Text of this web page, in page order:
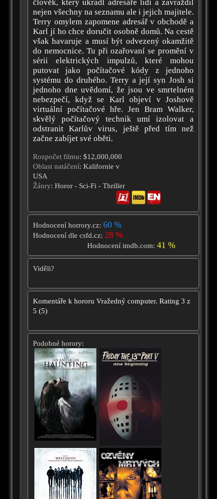
člověk, který ukradl adresáře lidí a zavraždil
nejen všechny na seznamu ale i jejich majitele.
Terry omylem zapomene adresář v obchodě a
Karl jí ho chce doručit osobně domů. Na cestě
však havaruje a musí být odvezený okamžitě
do nemocnice. Tu při ozařovaní se promění v
sérii elektrických impulzů, které mohou
putovat jako počítačové kódy z jednoho
systému do druhého. Terry a její syn Josh si
jednoho dne uvědomí, že jsou ve smrtelném
nebezpečí, když se Karl objeví v Joshově
virtuální počítačové hře. Jen Bram Walker,
skvělý počítačový technik umí izolovat a
odstranit Karlův virus, ještě před tím než
začne zabíjet své oběti.
Rozpočet filmu: $12,000,000
Oblast natáčení: Kalifornie v
USA
Žánry: Horor - Sci-Fi - Thriller
Hodnocení horrory.cz: 60 %
Hodnocení dle csfd.cz: 28 %
Hodnocení imdb.com:41 %
Viděli?
Komentáře k hororu Vražedný computer. Rating 3 z
5 (5)
Podobné horory: